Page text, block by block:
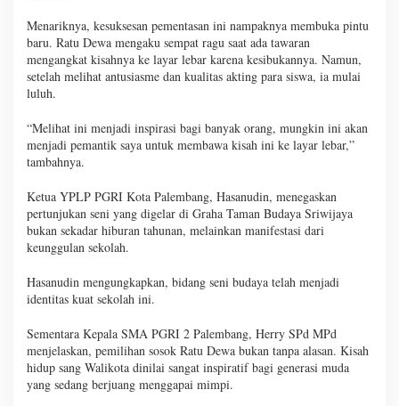
Menariknya, kesuksesan pementasan ini nampaknya membuka pintu
baru. Ratu Dewa mengaku sempat ragu saat ada tawaran
mengangkat kisahnya ke layar lebar karena kesibukannya. Namun,
setelah melihat antusiasme dan kualitas akting para siswa, ia mulai
luluh.
“Melihat ini menjadi inspirasi bagi banyak orang, mungkin ini akan
menjadi pemantik saya untuk membawa kisah ini ke layar lebar,”
tambahnya.
Ketua YPLP PGRI Kota Palembang, Hasanudin, menegaskan
pertunjukan seni yang digelar di Graha Taman Budaya Sriwijaya
bukan sekadar hiburan tahunan, melainkan manifestasi dari
keunggulan sekolah.
Hasanudin mengungkapkan, bidang seni budaya telah menjadi
identitas kuat sekolah ini.
Sementara Kepala SMA PGRI 2 Palembang, Herry SPd MPd
menjelaskan, pemilihan sosok Ratu Dewa bukan tanpa alasan. Kisah
hidup sang Walikota dinilai sangat inspiratif bagi generasi muda
yang sedang berjuang menggapai mimpi.